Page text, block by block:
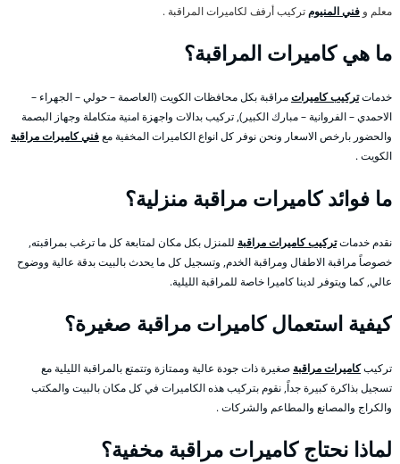
معلم و فني المنيومتركيب أرفف لكاميرات المراقبة .
ما هي كاميرات المراقبة؟
خدماتتركيب كاميراتمراقبة بكل محافظات الكويت (العاصمة – حولي – الجهراء –
الاحمدي – الفروانية – مبارك الكبير), تركيب بدالات واجهزة امنية متكاملة وجهاز البصمة
والحضور بارخص الاسعار ونحن نوفر كل انواع الكاميرات المخفية معفني كاميرات مراقبة
الكويت .
ما فوائد كاميرات مراقبة منزلية؟
نقدم خدماتتركيب كاميرات مراقبة للمنزل بكل مكان لمتابعة كل ما ترغب بمراقبته,
خصوصاً مراقبة الاطفال ومراقبة الخدم, وتسجيل كل ما يحدث بالبيت بدقة عالية ووضوح
عالي, كما ويتوفر لدينا كاميرا خاصة للمراقبة الليلية.
كيفية استعمال كاميرات مراقبة صغيرة؟
تركيبكاميرات مراقبة صغيرة ذات جودة عالية وممتازة وتتمتع بالمراقبة الليلية مع
تسجيل بذاكرة كبيرة جداً, نقوم بتركيب هذه الكاميرات في كل مكان بالبيت والمكتب
والكراج والمصانع والمطاعم والشركات .
لماذا نحتاج كاميرات مراقبة مخفية؟